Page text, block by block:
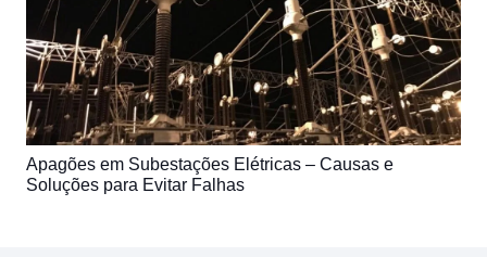
Apagões em Subestações Elétricas – Causas e
Soluções para Evitar Falhas